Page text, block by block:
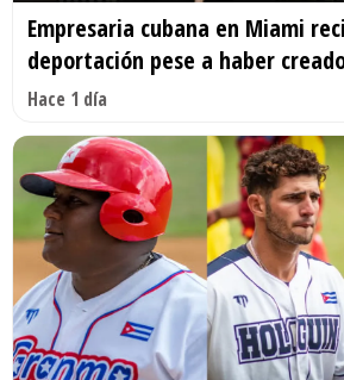
Empresaria cubana en Miami
deportación pese a haber
Hace 1 día